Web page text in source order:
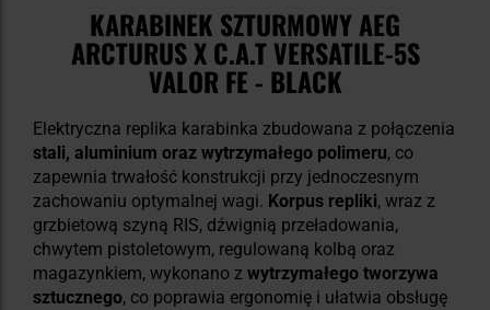
KARABINEK SZTURMOWY AEG
ARCTURUS X C.A.T VERSATILE-5S
VALOR FE - BLACK
Elektryczna replika karabinka zbudowana z połączenia
stali, aluminium oraz wytrzymałego polimeru, co
zapewnia trwałość konstrukcji przy jednoczesnym
zachowaniu optymalnej wagi. Korpus repliki, wraz z
grzbietową szyną RIS, dźwignią przeładowania,
chwytem pistoletowym, regulowaną kolbą oraz
magazynkiem, wykonano z wytrzymałego tworzywa
sztucznego, co poprawia ergonomię i ułatwia obsługę